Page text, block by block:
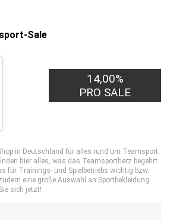
Sale
14,00%
PRO SALE
in Deutschland für alles rund um Teamsport.
hier alles, was das Teamsportherz begehrt.
für Trainings- und Spielbetriebs wichtig bzw.
eine große Auswahl an Sportbekleidung
sich jetzt!